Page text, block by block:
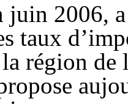
juin 2006,
taux
région